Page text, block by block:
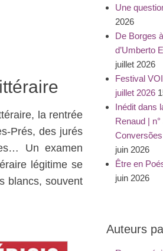
la rentrée
Prés, des jurés
Un examen
légitime se
blancs, souvent
Une
2026
De Borges
d’Umberto
juillet 2026
Festival
juillet 2026
Inédit dans
Renaud |
juin 2026
Être en
juin 2026
Auteurs